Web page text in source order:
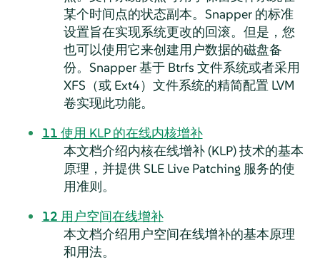
某个时间点的状态副本。Snapper 的标准
设置旨在实现系统更改的回滚。但是，您
也可以使用它来创建用户数据的磁盘备
份。Snapper 基于 Btrfs 文件系统或者采用
XFS（或 Ext4）文件系统的精简配置 LVM
卷实现此功能。
11 使用 KLP 的在线内核增补
本文档介绍内核在线增补 (KLP) 技术的基本
原理，并提供 SLE Live Patching 服务的使
用准则。
12 用户空间在线增补
本文档介绍用户空间在线增补的基本原理
和用法。